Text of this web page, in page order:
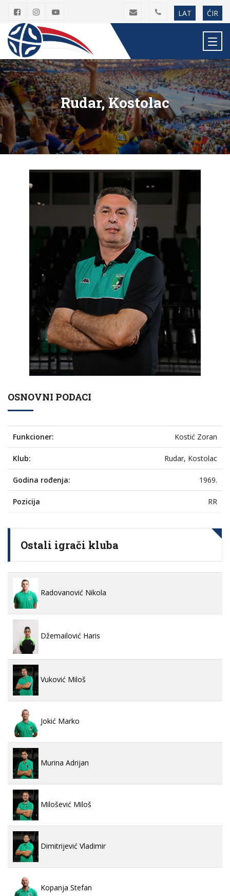
LAT ĆIR
Rudar, Kostolac
OSNOVNI PODACI
Funkcioner: Kostić Zoran
Klub: Rudar, Kostolac
Godina rođenja: 1969.
Pozicija RR
Ostali igrači kluba
Radovanović Nikola
Džemailović Haris
Vuković Miloš
Jokić Marko
Murina Adrijan
Milošević Miloš
Dimitrijević Vladimir
Kopanja Stefan